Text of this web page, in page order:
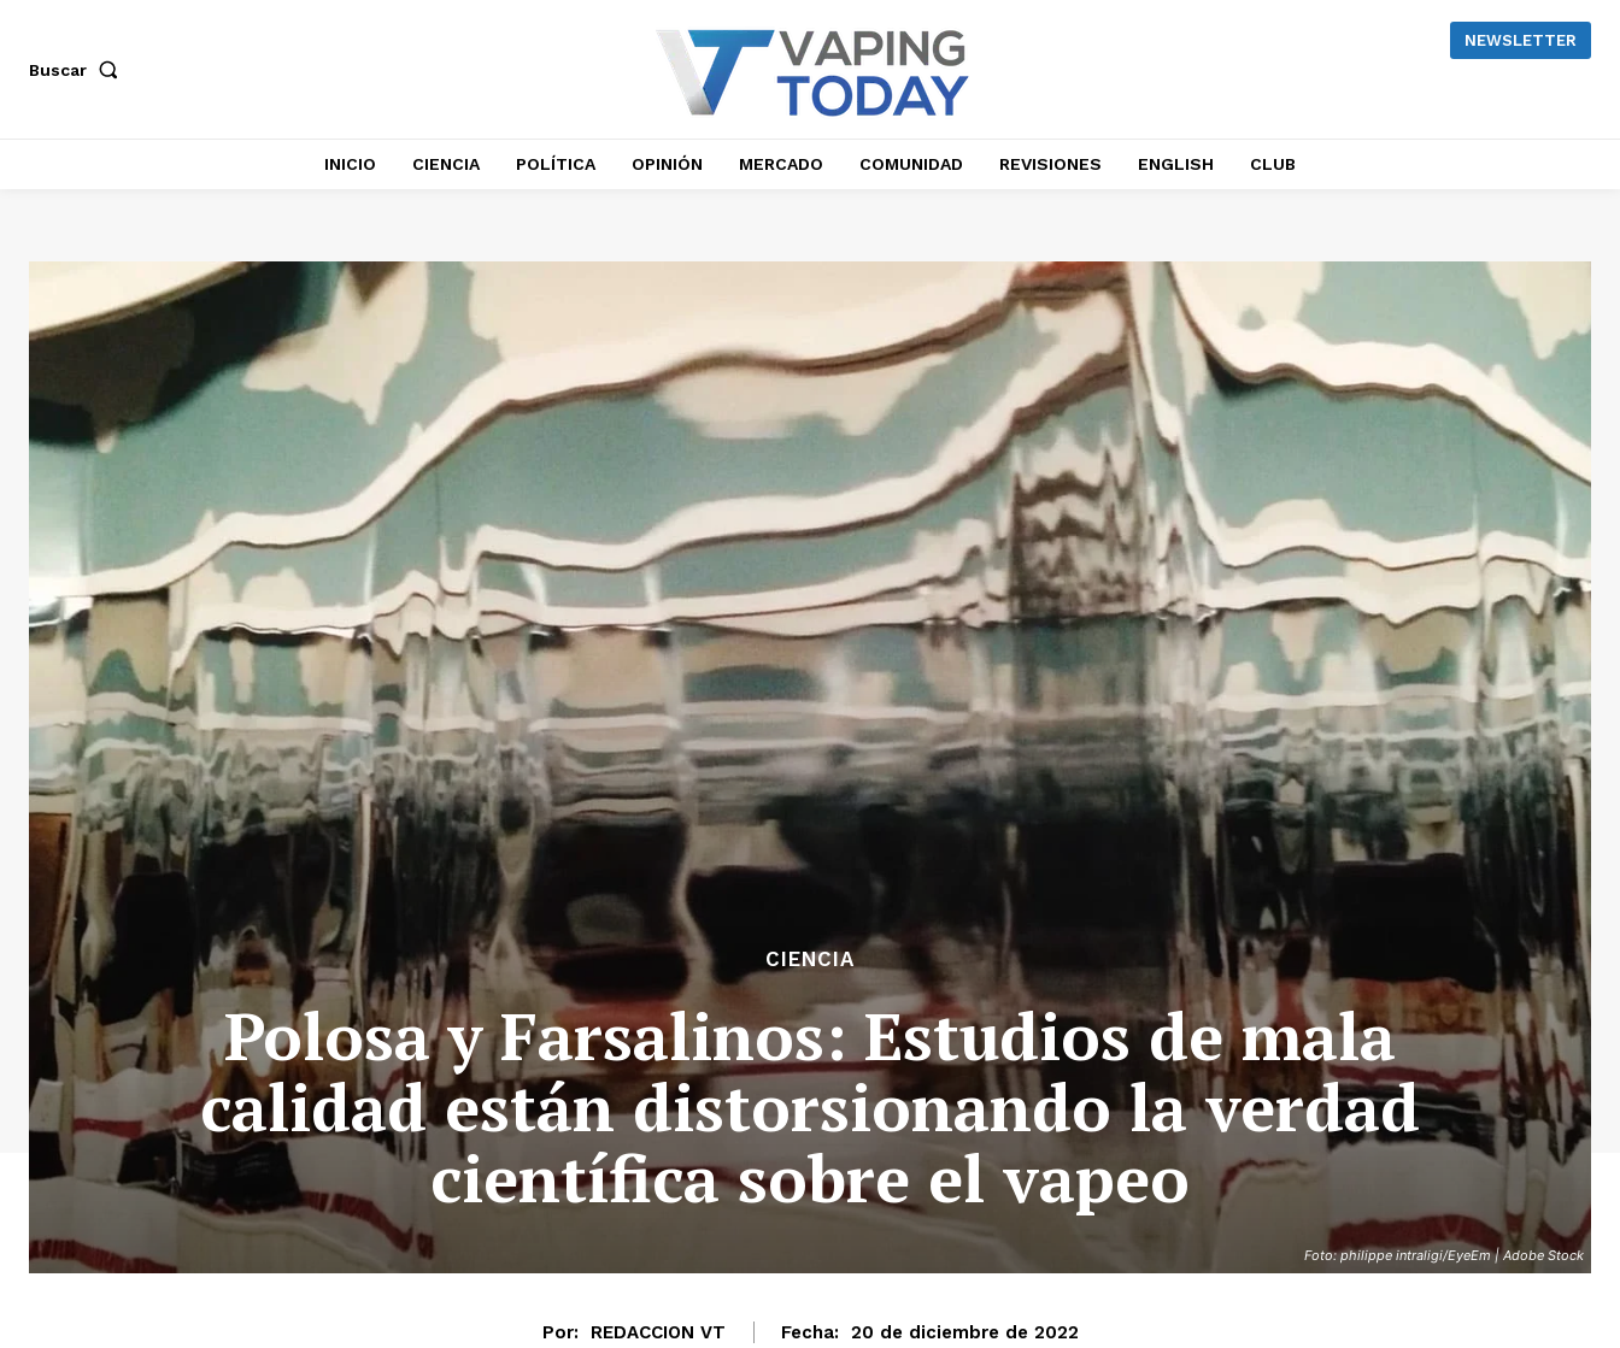
Buscar
NEWSLETTER
INICIO CIENCIA POLÍTICA OPINIÓN MERCADO COMUNIDAD REVISIONES ENGLISH CLUB
Foto: philippe intraligi/EyeEm | Adobe Stock
CIENCIA
Polosa y Farsalinos: Estudios de mala
calidad están distorsionando la verdad
científica sobre el vapeo
Por: REDACCION VT Fecha: 20 de diciembre de 2022